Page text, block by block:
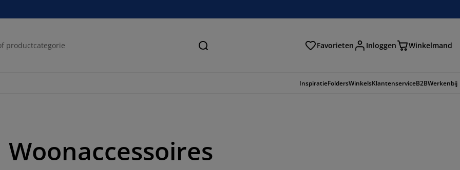
Zoeken Favorieten Inloggen Winkelmand
InspiratieFoldersWinkelsKlantenserviceB2BWerkenbij
Woonaccessoires